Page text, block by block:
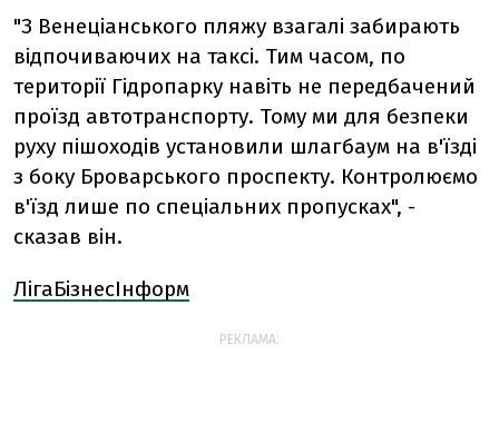
"З Венеціанського пляжу взагалі забирають
відпочиваючих на таксі. Тим часом, по
території Гідропарку навіть не передбачений
проїзд автотранспорту. Тому ми для безпеки
руху пішоходів установили шлагбаум на в'їзді
з боку Броварського проспекту. Контролюємо
в'їзд лише по спеціальних пропусках", -
сказав він.
ЛігаБізнесІнформ
РЕКЛАМА: